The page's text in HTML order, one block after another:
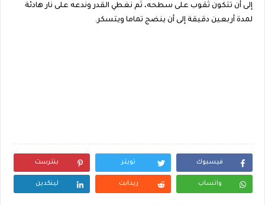
إلى أن تتكون ثقوب على سطحه، ثم نغطي القدر وندعه على نار هادئة
لمدة أربعين دقيقة إلى أن ينضج تماما ويتسكر.
فيسبوك تويتر بنترست
واتساب ريدايت لينكدين